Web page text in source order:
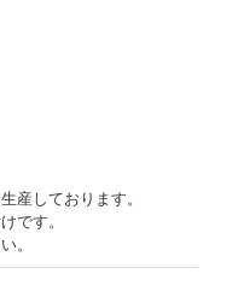
産しております。
です。
。